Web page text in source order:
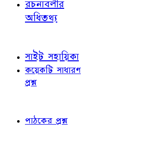
রচনাবলীর
অধিতথ্য
সাইট সহায়িকা
কয়েকটি সাধারণ
প্রশ্ন
পাঠকের প্রশ্ন